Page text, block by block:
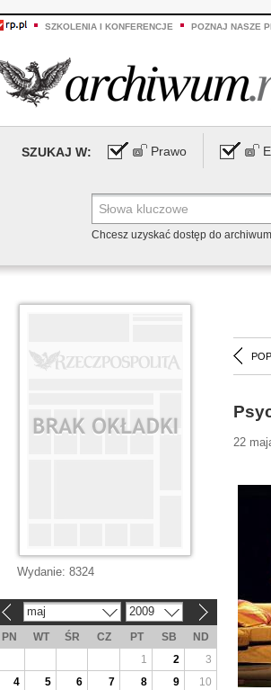
SZKOLENIA I KONFERENCJE POZNAJ NASZE
SZUKAJ W: Prawo
Chcesz uzyskać dostęp do
22
Wydanie: 8324
maj 2009
PN WT ŚR CZ PT SB
ND
1
2
3
4
5 6 7 8 9
10